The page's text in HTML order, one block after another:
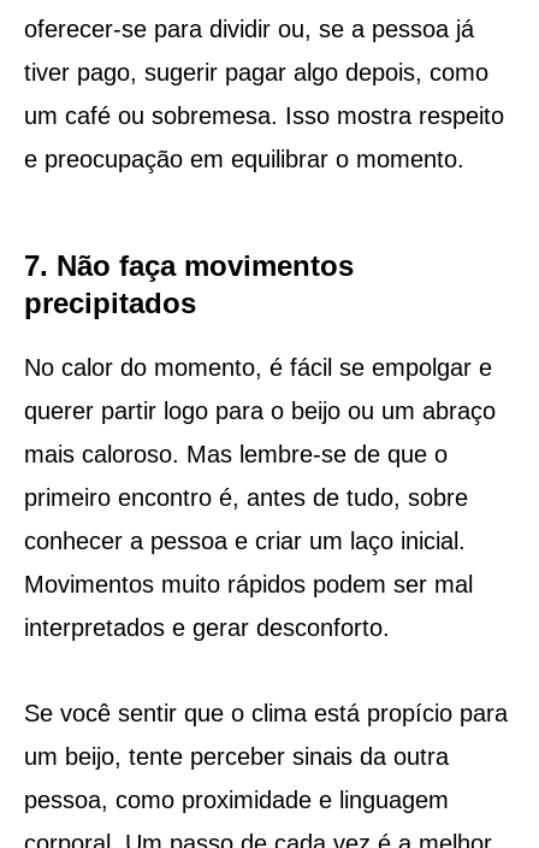
oferecer-se para dividir ou, se a pessoa já
tiver pago, sugerir pagar algo depois, como
um café ou sobremesa. Isso mostra respeito
e preocupação em equilibrar o momento.
7. Não faça movimentos
precipitados
No calor do momento, é fácil se empolgar e
querer partir logo para o beijo ou um abraço
mais caloroso. Mas lembre-se de que o
primeiro encontro é, antes de tudo, sobre
conhecer a pessoa e criar um laço inicial.
Movimentos muito rápidos podem ser mal
interpretados e gerar desconforto.
Se você sentir que o clima está propício para
um beijo, tente perceber sinais da outra
pessoa, como proximidade e linguagem